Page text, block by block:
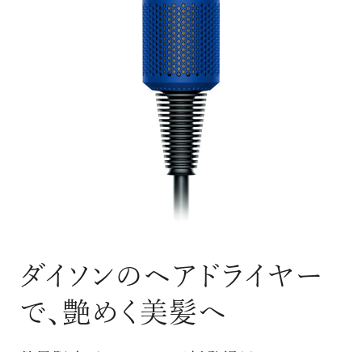
のタブロイドマガジンのご案内もあり、送付手数料のみを
ご負担いただくことでお手元で『AdvancedTime』をお楽し
一緒に『AdvancedTime』を楽しみましょう！
会員登録をする
ダイソンのヘアドライヤー
で、艶めく美髪へ